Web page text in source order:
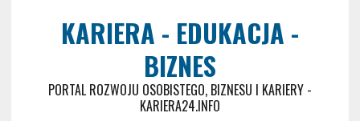
KARIERA - EDUKACJA -
BIZNES
PORTAL ROZWOJU OSOBISTEGO, BIZNESU I KARIERY -
KARIERA24.INFO